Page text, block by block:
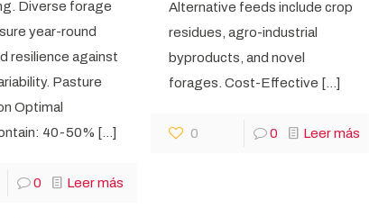
Diverse forage
year-round
resilience against
Pasture
Optimal
40-50% […]
0 Leer más
Alternative feeds include crop
residues, agro-industrial
byproducts, and novel
forages. Cost-Effective […]
0 0 Leer más